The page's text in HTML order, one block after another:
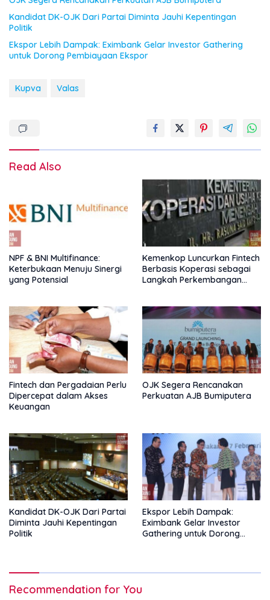
Kandidat DK-OJK Dari Partai Diminta Jauhi Kepentingan
Politik
Ekspor Lebih Dampak: Eximbank Gelar Investor Gathering
untuk Dorong Pembiayaan Ekspor
Kupva Valas
Read Also
NPF & BNI Multifinance:
Keterbukaan Menuju Sinergi
yang Potensial
Kemenkop Luncurkan Fintech
Berbasis Koperasi sebagai
Langkah Perkembangan
Fintech dan Pergadaian Perlu
Dipercepat dalam Akses
Keuangan
OJK Segera Rencanakan
Perkuatan AJB Bumiputera
Kandidat DK-OJK Dari Partai
Diminta Jauhi Kepentingan
Politik
Ekspor Lebih Dampak:
Eximbank Gelar Investor
Gathering untuk Dorong
Recommendation for You